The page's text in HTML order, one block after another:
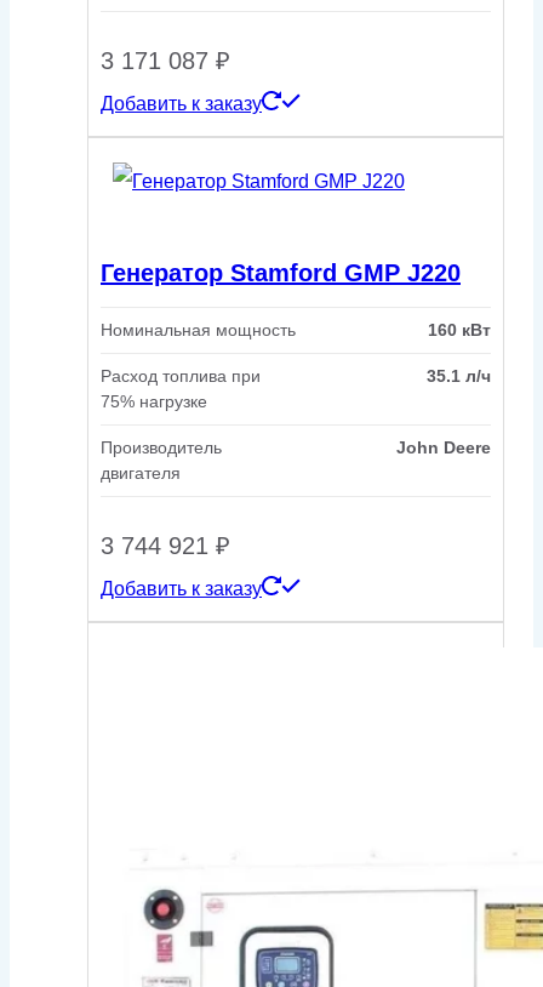
3 171 087 ₽
Добавить к заказу
Генератор Stamford GMP J220
Номинальная мощность 160 кВт
Расход топлива при
75% нагрузке
35.1 л/ч
Производитель
двигателя
John Deere
3 744 921 ₽
Добавить к заказу